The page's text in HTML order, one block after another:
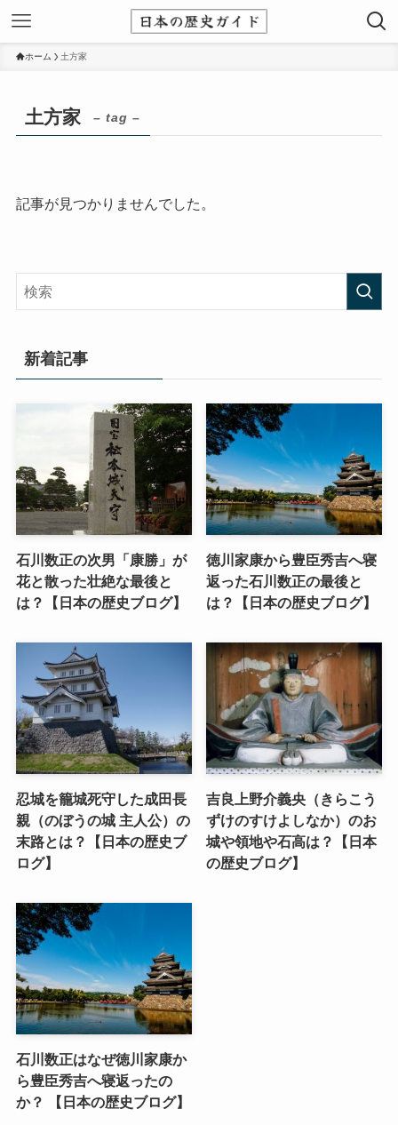
ホーム 土方家
土方家 – tag –
記事が見つかりませんでした。
新着記事
石川数正の次男「康勝」が
花と散った壮絶な最後と
は？【日本の歴史ブログ】
徳川家康から豊臣秀吉へ寝
返った石川数正の最後と
は？【日本の歴史ブログ】
忍城を籠城死守した成田長
親（のぼうの城 主人公）の
末路とは？【日本の歴史ブ
ログ】
吉良上野介義央（きらこう
ずけのすけよしなか）のお
城や領地や石高は？【日本
の歴史ブログ】
石川数正はなぜ徳川家康か
ら豊臣秀吉へ寝返ったの
か？ 【日本の歴史ブログ】